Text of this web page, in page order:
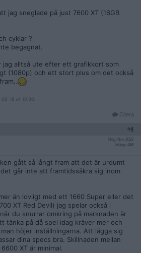
jag sneglade på just 7600 XT (16GB
cyklar ?
begagnat.
jag alltså ute efter ett grafikkort som
(1080p) och ett stort plus om det också
19 kl. 10:30.
Citera
#4
Reg: Nov 2022
Inlägg: 446
gått så långt fram att det är urdumt
går inte att framtidssäkra sig inom
än lovligt med ett 1660 Super eller det
XT Red Devil) jag spelar också i
du snurrar omkring på marknaden är
tänka på då spel idag kräver mer och
höjer inställningarna. Att lägga sig
dina specs bra. Skillnaden mellan
XT är minimal.